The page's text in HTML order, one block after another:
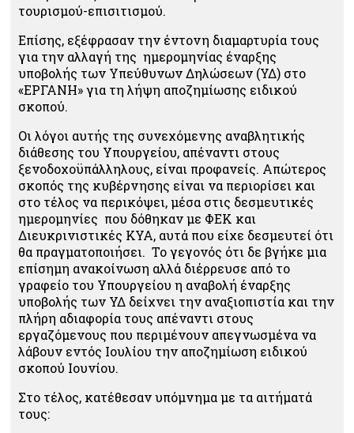
τουρισμού-επισιτισμού.
Επίσης, εξέφρασαν την έντονη διαμαρτυρία τους
για την αλλαγή της ημερομηνίας έναρξης
υποβολής των Υπεύθυνων Δηλώσεων (ΥΔ) στο
«ΕΡΓΑΝΗ» για τη λήψη αποζημίωσης ειδικού
σκοπού.
Οι λόγοι αυτής της συνεχόμενης αναβλητικής
διάθεσης του Υπουργείου, απέναντι στους
ξενοδοχοϋπάλληλους, είναι προφανείς. Απώτερος
σκοπός της κυβέρνησης είναι να περιορίσει και
στο τέλος να περικόψει, μέσα στις δεσμευτικές
ημερομηνίες που δόθηκαν με ΦΕΚ και
Διευκρινιστικές ΚΥΑ, αυτά που είχε δεσμευτεί ότι
θα πραγματοποιήσει. Το γεγονός ότι δε βγήκε μια
επίσημη ανακοίνωση αλλά διέρρευσε από το
γραφείο του Υπουργείου η αναβολή έναρξης
υποβολής των ΥΔ δείχνει την αναξιοπιστία και την
πλήρη αδιαφορία τους απέναντι στους
εργαζόμενους που περιμένουν απεγνωσμένα να
λάβουν εντός Ιουλίου την αποζημίωση ειδικού
σκοπού Ιουνίου.
Στο τέλος, κατέθεσαν υπόμνημα με τα αιτήματά
τους: